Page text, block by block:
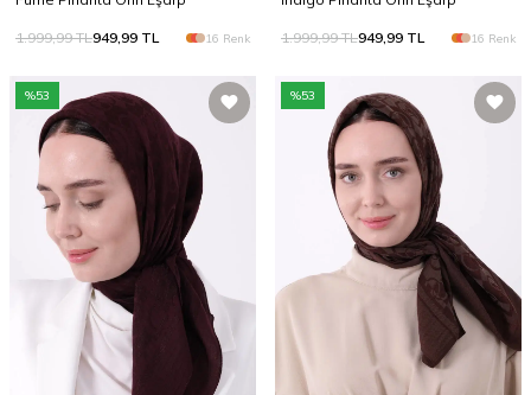
1.999,99TL949,99 TL 16 Renk 1.999,99TL949,99 TL 16 Renk
%53 %53